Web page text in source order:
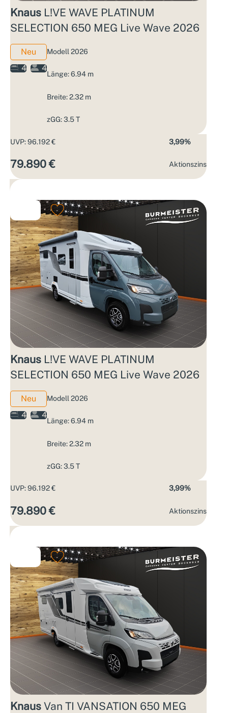
Knaus L!VE WAVE PLATINUM
SELECTION 650 MEG Live Wave 2026
Neu
4
4
Modell 2026
Länge: 6.94 m
Breite: 2.32 m
zGG: 3.5 T
UVP: 96.192 €
79.890 €
3,99%
Aktions­zins
Knaus L!VE WAVE PLATINUM
SELECTION 650 MEG Live Wave 2026
Neu
4
4
Modell 2026
Länge: 6.94 m
Breite: 2.32 m
zGG: 3.5 T
UVP: 96.192 €
79.890 €
3,99%
Aktions­zins
Knaus Van TI VANSATION 650 MEG